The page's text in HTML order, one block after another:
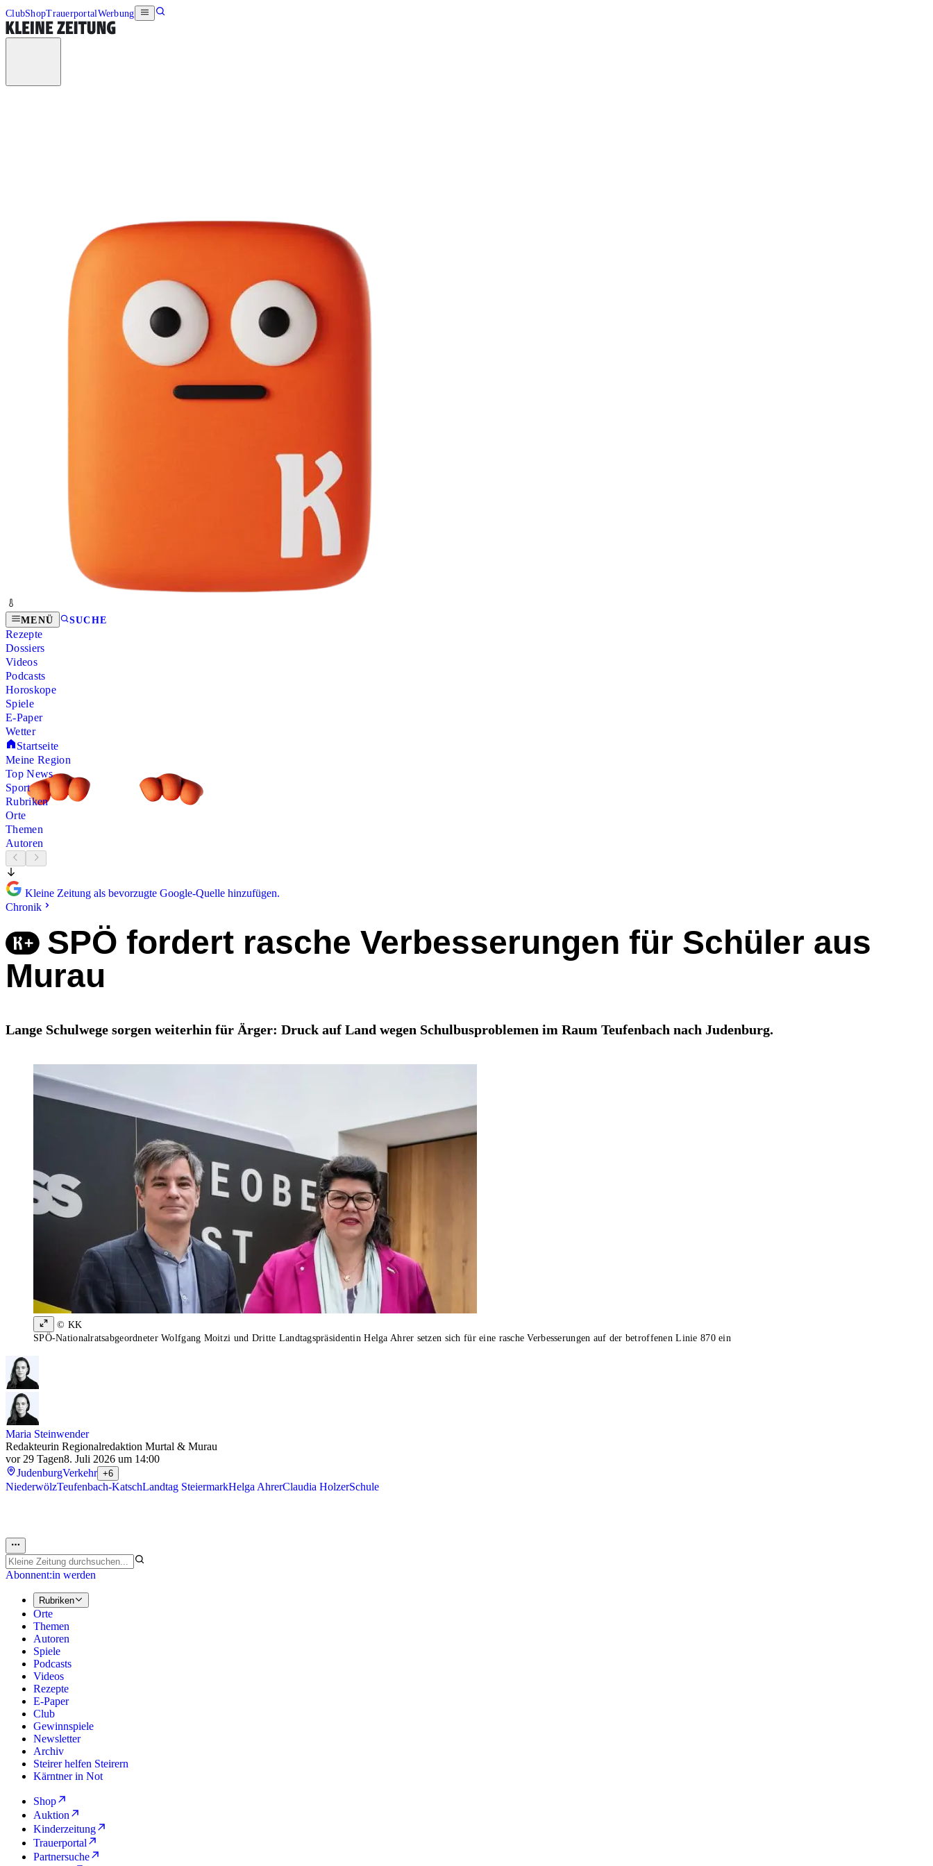
ClubShopTrauerportalWerbung
MENÜ SUCHE
Rezepte
Dossiers
Videos
Podcasts
Horoskope
Spiele
E-Paper
Wetter
Startseite
Meine Region
Top News
Sport
Rubriken
Orte
Themen
Autoren
Kleine Zeitung als bevorzugte Google-Quelle hinzufügen.
Chronik
SPÖ fordert rasche Verbesserungen für Schüler aus
Murau
Lange Schulwege sorgen weiterhin für Ärger: Druck auf Land wegen Schulbusproblemen im Raum Teufenbach nach Judenburg.
© KK
SPÖ-Nationalratsabgeordneter Wolfgang Moitzi und Dritte Landtagspräsidentin Helga Ahrer setzen sich für eine rasche Verbesserungen auf der betroffenen Linie 870 ein
Maria Steinwender
Redakteurin Regionalredaktion Murtal & Murau
vor 29 Tagen8. Juli 2026 um 14:00
JudenburgVerkehr +6
NiederwölzTeufenbach-KatschLandtag SteiermarkHelga AhrerClaudia HolzerSchule
Abonnent:in werden
Rubriken
Orte
Themen
Autoren
Spiele
Podcasts
Videos
Rezepte
E-Paper
Club
Gewinnspiele
Newsletter
Archiv
Steirer helfen Steirern
Kärntner in Not
Shop
Auktion
Kinderzeitung
Trauerportal
Partnersuche